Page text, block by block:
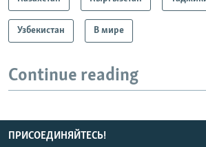
Узбекистан В мире
Continue reading
ПРИСОЕДИНЯЙТЕСЬ!